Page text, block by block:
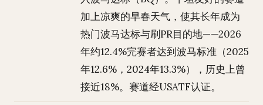
加上凉爽的早春天气，使其长年成为
热门波马达标与刷PR目的地——2026
年约12.4%完赛者达到波马标准（2025
年12.6%，2024年13.3%），历史上曾
接近18%。赛道经USATF认证。